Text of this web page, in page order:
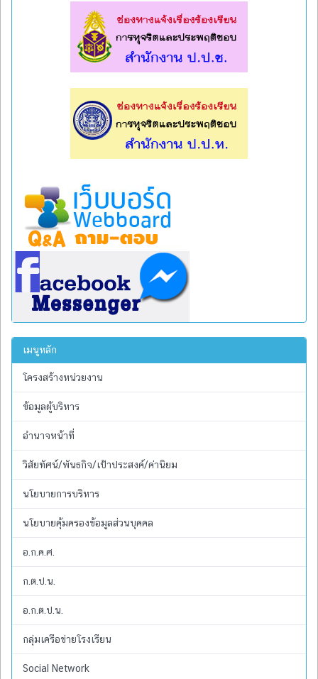
เมนูหลัก
โครงสร้างหน่วยงาน
ข้อมูลผู้บริหาร
อำนาจหน้าที่
วิสัยทัศน์/พันธกิจ/เป้าประสงค์/ค่านิยม
นโยบายการบริหาร
นโยบายคุ้มครองข้อมูลส่วนบุคคล
อ.ก.ค.ศ.
ก.ต.ป.น.
อ.ก.ต.ป.น.
กลุ่มเครือข่ายโรงเรียน
Social Network